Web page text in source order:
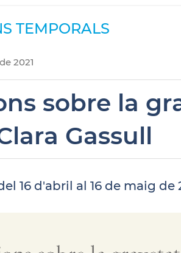
TEMPORALS
de2021
sobre la
Gassull
16 d'abril al 16 de maig de